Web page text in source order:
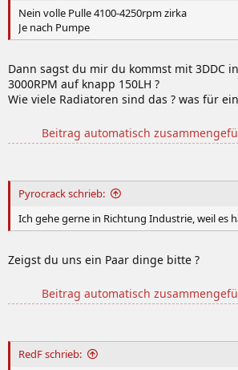
Nein volle Pulle 4100-4250rpm zirka
Je nach Pumpe
Dann sagst du mir du kommst mit 3DDC
3000RPM auf knapp 150LH ?
Wie viele Radiatoren sind das ? was für
Beitrag automatisch
Pyrocrack schrieb:
Ich gehe gerne in Richtung Industrie, weil es
Zeigst du uns ein Paar dinge bitte ?
Beitrag automatisch
RedF schrieb: